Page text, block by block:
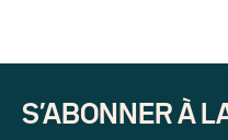
S’ABONNER À